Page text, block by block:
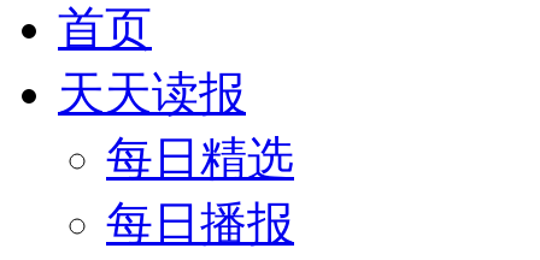
首页
天天读报
每日精选
每日播报